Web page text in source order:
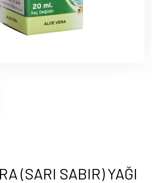
(SARI SABIR) YAĞI